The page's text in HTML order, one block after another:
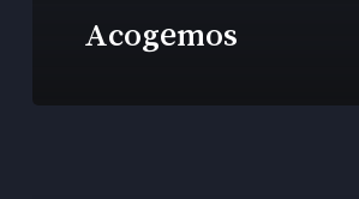
Acogemos